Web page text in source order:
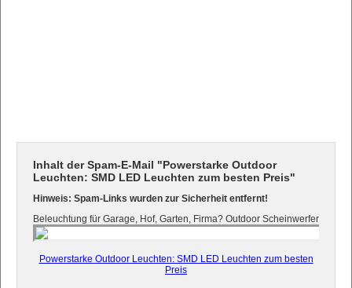
Inhalt der Spam-E-Mail "Powerstarke Outdoor
Leuchten: SMD LED Leuchten zum besten Preis"
Hinweis: Spam-Links wurden zur Sicherheit entfernt!
Beleuchtung für Garage, Hof, Garten, Firma? Outdoor Scheinwerfer
Powerstarke Outdoor Leuchten: SMD LED Leuchten zum besten
Preis